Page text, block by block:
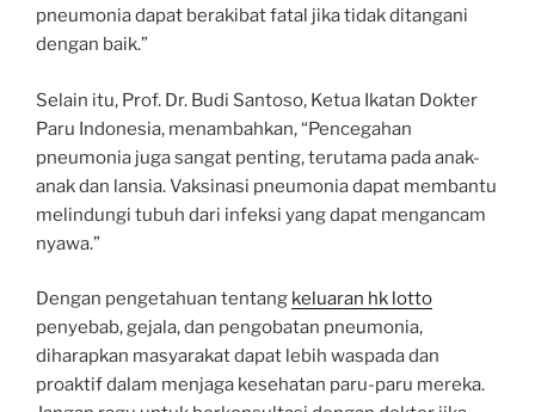
pneumonia dapat berakibat fatal jika tidak ditangani
dengan baik.”
Selain itu, Prof. Dr. Budi Santoso, Ketua Ikatan Dokter
Paru Indonesia, menambahkan, “Pencegahan
pneumonia juga sangat penting, terutama pada anak-
anak dan lansia. Vaksinasi pneumonia dapat membantu
melindungi tubuh dari infeksi yang dapat mengancam
nyawa.”
Dengan pengetahuan tentang keluaran hk lotto
penyebab, gejala, dan pengobatan pneumonia,
diharapkan masyarakat dapat lebih waspada dan
proaktif dalam menjaga kesehatan paru-paru mereka.